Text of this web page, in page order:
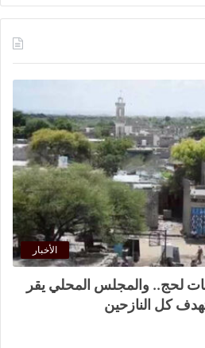
الأخبار
لحج.. والمجلس المحلي يقر
كل النازحين